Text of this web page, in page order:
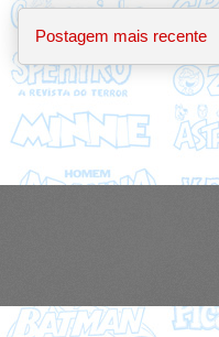
Postagem mais recente